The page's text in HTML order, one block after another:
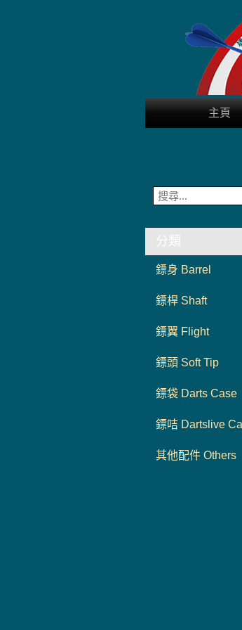
主頁
分類
鏢身 Barrel
鏢桿 Shaft
鏢翼 Flight
鏢頭 Soft Tip
鏢袋 Darts Case
鏢咭 Dartslive
其他配件 Others